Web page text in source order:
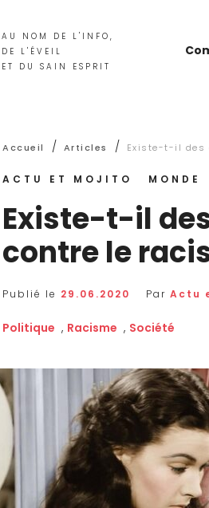
AU NOM DE L'INFO,
DE L'ÉVEIL
ET DU SAIN ESPRIT
Accueil / Articles / Existe-t-il des
ACTU ET MOJITO MONDE
Existe-t-il
contre le
Publié le 29.06.2020 Par Actu
Politique , Racisme , Société